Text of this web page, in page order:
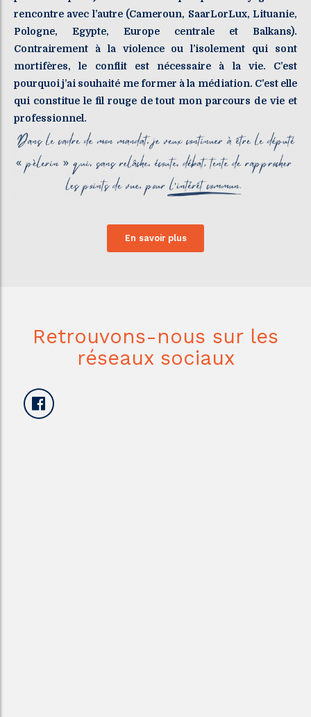
rencontre avec l’autre (Cameroun, SaarLorLux, Lituanie,
Pologne, Egypte, Europe centrale et Balkans).
Contrairement à la violence ou l’isolement qui sont
mortifères, le conflit est nécessaire à la vie. C’est
pourquoi j’ai souhaité me former à la médiation. C’est elle
qui constitue le fil rouge de tout mon parcours de vie et
professionnel.
En savoir plus
Retrouvons-nous sur les
réseaux sociaux